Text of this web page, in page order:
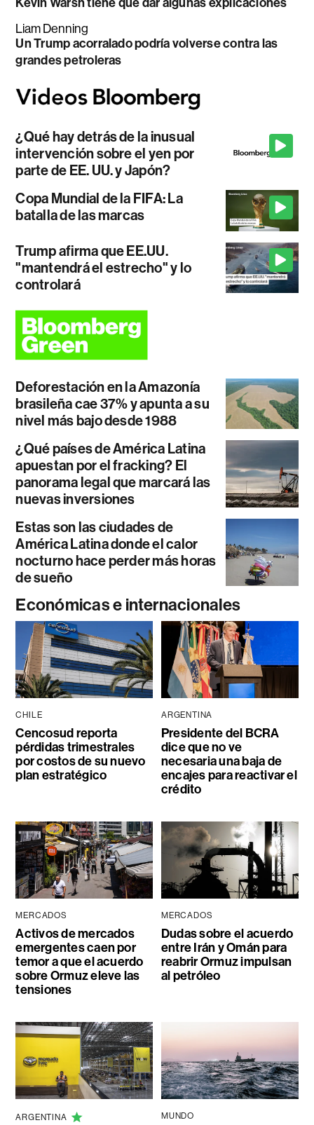
Liam Denning
Un Trump acorralado podría volverse contra las
grandes petroleras
¿Qué hay detrás de la inusual
intervención sobre el yen por
parte de EE. UU. y Japón?
Copa Mundial de la FIFA: La
batalla de las marcas
Trump afirma que EE.UU.
"mantendrá el estrecho" y lo
controlará
Deforestación en la Amazonía
brasileña cae 37% y apunta a su
nivel más bajo desde 1988
¿Qué países de América Latina
apuestan por el fracking? El
panorama legal que marcará las
nuevas inversiones
Estas son las ciudades de
América Latina donde el calor
nocturno hace perder más horas
de sueño
Económicas e internacionales
CHILE
Cencosud reporta
pérdidas trimestrales
por costos de su nuevo
plan estratégico
ARGENTINA
Presidente del BCRA
dice que no ve
necesaria una baja de
encajes para reactivar el
crédito
MERCADOS
Activos de mercados
emergentes caen por
temor a que el acuerdo
sobre Ormuz eleve las
tensiones
MERCADOS
Dudas sobre el acuerdo
entre Irán y Omán para
reabrir Ormuz impulsan
al petróleo
ARGENTINA MUNDO